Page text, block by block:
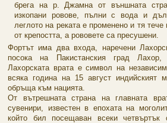
брега на р. Джамна от външната
изкопани ровове, пълни с вода и
леглото на реката е променено и тя тече
от крепостта, а рововете са пресушени.
Фортът има два входа, наречени
посока на Пакистанския град
Лахорската врата е символ на
всяка година на 15 август индийският
обръща към нацията.
От вътрешната страна на главната
сувенири, известен в епохата на
който бил посещаван всеки